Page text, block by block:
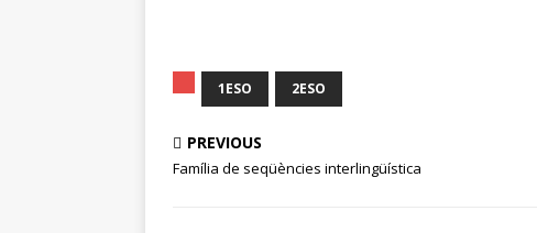
1ESO 2ESO
PREVIOUS
Família de seqüències interlingüística